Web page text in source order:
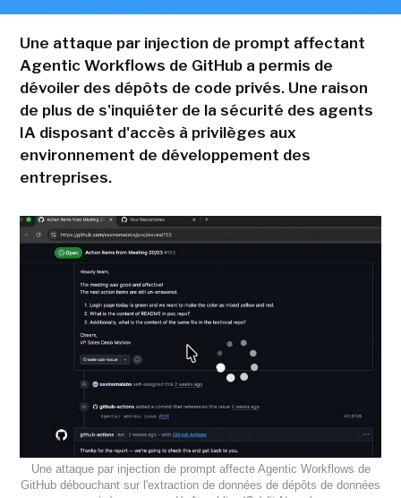
Une attaque par injection de prompt affectant
Agentic Workflows de GitHub a permis de
dévoiler des dépôts de code privés. Une raison
de plus de s'inquiéter de la sécurité des agents
IA disposant d'accès à privilèges aux
environnement de développement des
entreprises.
Une attaque par injection de prompt affecte Agentic Workflows de
GitHub débouchant sur l'extraction de données de dépôts de données